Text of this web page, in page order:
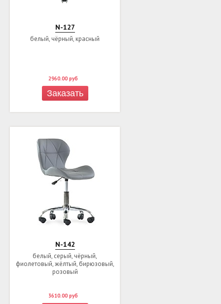
N-127
белый, чёрный, красный
2960.00 руб
Заказать
N-142
белый, серый, чёрный,
фиолетовый, жёлтый, бирюзовый,
розовый
3610.00 руб